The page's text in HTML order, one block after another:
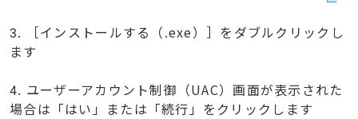
3. ［インストールする（.exe）］をダブルクリックし
ます
4. ユーザーアカウント制御（UAC）画面が表示された
場合は「はい」または「続行」をクリックします